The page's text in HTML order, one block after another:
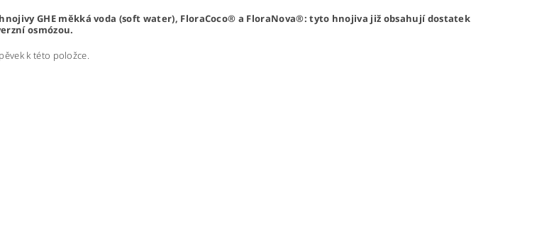
GHE měkká voda (soft water), FloraCoco® a FloraNova®: tyto hnojiva již obsahují dostatek
osmózou.
k této položce.